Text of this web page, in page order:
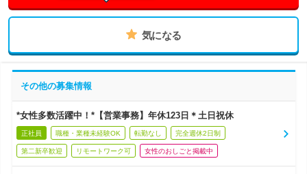
気になる
その他の募集情報
*女性多数活躍中！*【営業事務】年休123日＊土日祝休
正社員 職種・業種未経験OK 転勤なし 完全週休2日制
第二新卒歓迎 リモートワーク可 女性のおしごと掲載中